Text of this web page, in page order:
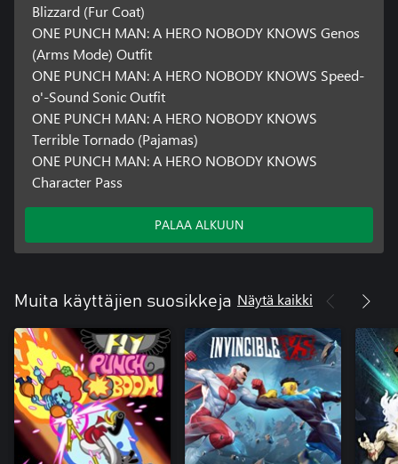
Blizzard (Fur Coat)
ONE PUNCH MAN: A HERO NOBODY KNOWS Genos
(Arms Mode) Outfit
ONE PUNCH MAN: A HERO NOBODY KNOWS Speed-
o'-Sound Sonic Outfit
ONE PUNCH MAN: A HERO NOBODY KNOWS
Terrible Tornado (Pajamas)
ONE PUNCH MAN: A HERO NOBODY KNOWS
Character Pass
PALAA ALKUUN
Muita käyttäjien suosikkeja Näytä kaikki